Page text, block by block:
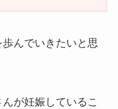
んでいきたいと思
が妊娠しているこ